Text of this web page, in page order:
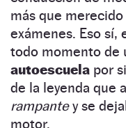
más que
exámenes. Eso sí,
todo momento de
autoescuela por
de la leyenda que
rampantey se
motor.